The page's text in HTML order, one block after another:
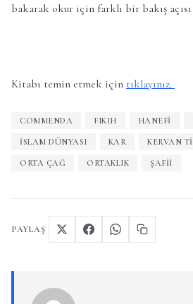
bakarak okur için farklı bir bakış açısı
Kitabı temin etmek için tıklayınız.
COMMENDA FIKIH HANEFI
İSLAM DÜNYASI KAR KERVAN
ORTA ÇAĞ ORTAKLIK ŞAFII
PAYLAŞ